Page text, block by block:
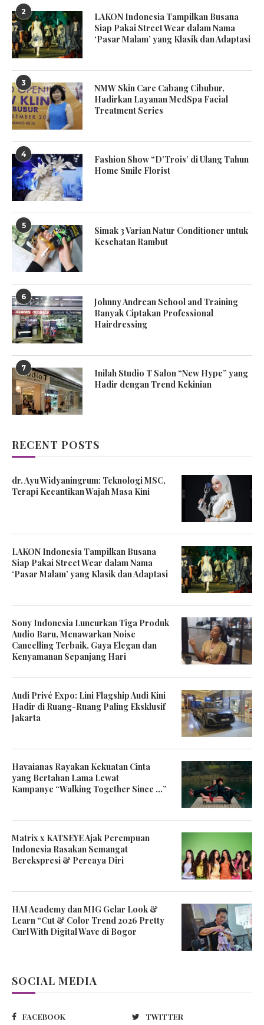
2
LAKON Indonesia Tampilkan Busana
Siap Pakai Street Wear dalam Nama
‘Pasar Malam’ yang Klasik dan Adaptasi
3
NMW Skin Care Cabang Cibubur,
Hadirkan Layanan MedSpa Facial
Treatment Series
4
Fashion Show “D’Trois’ di Ulang Tahun
Home Smile Florist
5
Simak 3 Varian Natur Conditioner untuk
Kesehatan Rambut
6
Johnny Andrean School and Training
Banyak Ciptakan Professional
Hairdressing
7
Inilah Studio T Salon “New Hype” yang
Hadir dengan Trend Kekinian
RECENT POSTS
dr. Ayu Widyaningrum: Teknologi MSC,
Terapi Kecantikan Wajah Masa Kini
LAKON Indonesia Tampilkan Busana
Siap Pakai Street Wear dalam Nama
‘Pasar Malam’ yang Klasik dan Adaptasi
Sony Indonesia Luncurkan Tiga Produk
Audio Baru, Menawarkan Noise
Cancelling Terbaik, Gaya Elegan dan
Kenyamanan Sepanjang Hari
Audi Privé Expo: Lini Flagship Audi Kini
Hadir di Ruang-Ruang Paling Eksklusif
Jakarta
Havaianas Rayakan Kekuatan Cinta
yang Bertahan Lama Lewat
Kampanye “Walking Together Since …”
Matrix x KATSEYE Ajak Perempuan
Indonesia Rasakan Semangat
Berekspresi & Percaya Diri
HAI Academy dan MIG Gelar Look &
Learn “Cut & Color Trend 2026 Pretty
Curl With Digital Wave di Bogor
SOCIAL MEDIA
FACEBOOK TWITTER